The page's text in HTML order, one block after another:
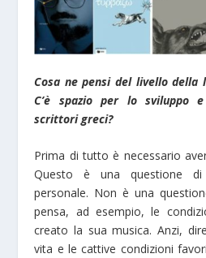
Cosa ne pensi del livello della
C’è spazio per lo sviluppo
scrittori greci?
Prima di tutto è necessario
Questo è una questione
personale. Non è una
pensa, ad esempio, le
creato la sua musica. Anzi,
vita e le cattive condizioni